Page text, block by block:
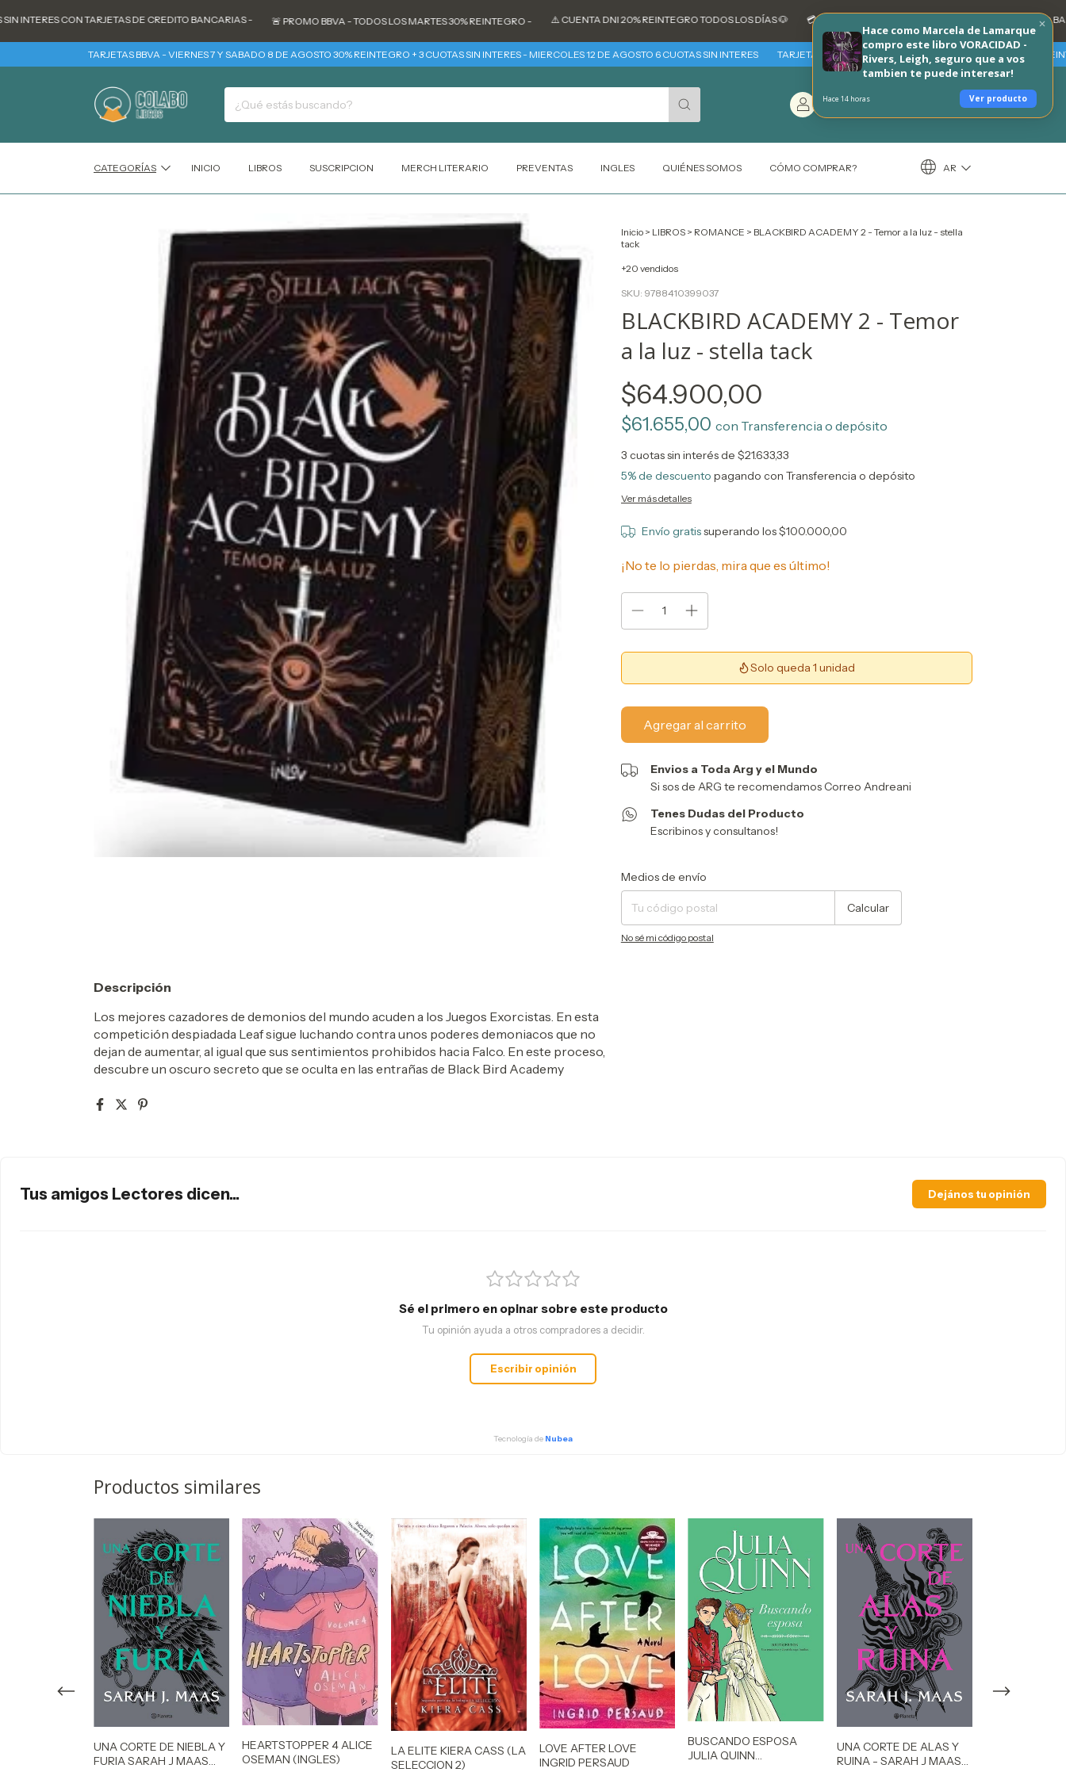
Hace como Marcela de Lamarque
compro este libro VORACIDAD -
Rivers, Leigh, seguro que a vos
tambien te puede interesar!
Hace 14 horas Ver producto
CON TARJETAS DE CREDITO BANCARIAS - 🚨 PROMO BBVA - TODOS LOS MARTES 30% REINTEGRO - ⚠️ CUENTA DNI 20% REINTEGRO TODOS LOS DÍAS 🐶 💳 3 CUOTAS SIN INTERES CON TARJETAS DE CREDITO
TARJETAS BBVA - VIERNES 7 Y SABADO 8 DE AGOSTO 30% REINTEGRO + 3 CUOTAS SIN INTERES - MIERCOLES 12 DE AGOSTO 6 CUOTAS SIN INTERES TARJETAS BBVA - VIERNES 7 Y SABADO 8 DE AGOSTO 30%
Entrá /
)
CATEGORÍAS INICIO LIBROS SUSCRIPCION MERCH LITERARIO PREVENTAS INGLES QUIÉNES SOMOS CÓMO COMPRAR? AR
Inicio > LIBROS > ROMANCE > BLACKBIRD ACADEMY 2 - Temor a la luz - stella
tack
+20 vendidos
SKU: 9788410399037
BLACKBIRD ACADEMY 2 - Temor
a la luz - stella tack
$64.900,00
$61.655,00 con Transferencia o depósito
3 cuotas sin interés de $21.633,33
5% de descuento pagando con Transferencia o depósito
Ver más detalles
Envío gratissuperando los$100.000,00
¡No te lo pierdas, mira que es último!
Solo queda 1 unidad
Envios a Toda Arg y el Mundo
Si sos de ARG te recomendamos Correo Andreani
Tenes Dudas del Producto
Escribinos y consultanos!
Entregas para el CP:
Medios de envío
Calcular
No sé mi código postal
Descripción
Los mejores cazadores de demonios del mundo acuden a los Juegos Exorcistas. En esta
competición despiadada Leaf sigue luchando contra unos poderes demoniacos que no
dejan de aumentar, al igual que sus sentimientos prohibidos hacia Falco. En este proceso,
descubre un oscuro secreto que se oculta en las entrañas de Black Bird Academy
Tus amigos Lectores dicen... Dejános tu opinión
Sé el primero en opinar sobre este producto
Tu opinión ayuda a otros compradores a decidir.
Escribir opinión
Tecnología de Nubea
Productos similares
UNA CORTE DE NIEBLA Y
FURIA SARAH J MAAS
HEARTSTOPPER 4 ALICE
OSEMAN (INGLES)
LA ELITE KIERA CASS (LA
SELECCION 2)
LOVE AFTER LOVE
INGRID PERSAUD
BUSCANDO ESPOSA
JULIA QUINN
UNA CORTE DE ALAS Y
RUINA - SARAH J MAAS